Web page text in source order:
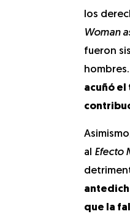
los
Woman
fueron
acuñó
al Efecto
que la